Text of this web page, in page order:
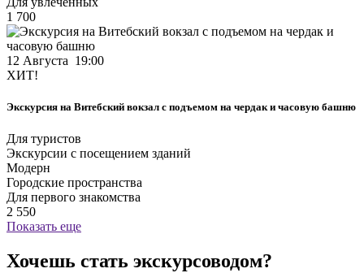
1 700
12 Августа 19:00
ХИТ!
Экскурсия на Витебский вокзал с подъемом на чердак и часовую башню
Для туристов
Экскурсии с посещением зданий
Модерн
Городские пространства
Для первого знакомства
2 550
Показать еще
Хочешь стать экскурсоводом?